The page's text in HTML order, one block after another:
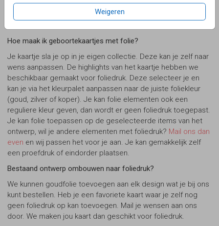
Weigeren
van foliedruk! Wij hebben een speciale collectie klaargezet.
De highlights zijn voorzien van folie. Je kan deze gemakkelijk
Hoe maak ik geboortekaartjes met folie?
Je kaartje sla je op in je eigen collectie. Deze kan je zelf naar
wens aanpassen. De highlights van het kaartje hebben we
beschikbaar gemaakt voor foliedruk. Deze selecteer je en
kan je via het kleurpalet aanpassen naar de juiste foliekleur
(goud, zilver of koper). Je kan folie elementen ook een
reguliere kleur geven, dan wordt er geen foliedruk toegepast.
Je kan folie toepassen op de geselecteerde items van het
ontwerp, wil je andere elementen met foliedruk? Mail ons dan
even en wij passen het voor je aan. Je kan gemakkelijk zelf
een proefdruk of eindorder plaatsen.
Bestaand ontwerp ombouwen naar foliedruk?
We kunnen goudfolie toevoegen aan elk design wat je bij ons
kunt bestellen. Heb je een favoriete kaart waar je zelf nog
geen foliedruk op kan toevoegen. Mail je wensen aan ons
door. We maken jou kaart dan geschikt voor foliedruk.